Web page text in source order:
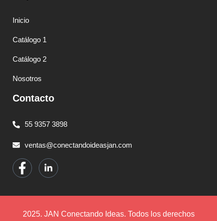
Inicio
Catálogo 1
Catálogo 2
Nosotros
Contacto
55 9357 3898
ventas@conectandoideasjan.com
2025. JAN Conectando Ideas. Todos los derechos